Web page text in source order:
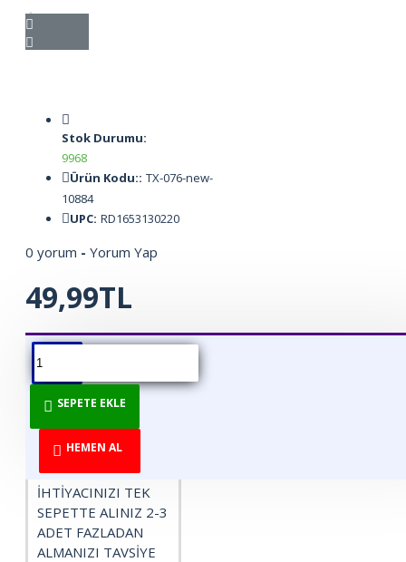
Stok Durumu:
9968
Ürün Kodu:: TX-076-new-
10884
UPC: RD1653130220
0 yorum - Yorum Yap
49,99TL
SEPETE EKLE
HEMEN AL
ÜRÜN BILGISI ÜRÜN YORUMLARI
UYARI : ÜRÜN
SERİLERİ HAFTALIK
OLARAK DEĞİŞİYOR
O YÜZDEN
İHTİYACINIZI TEK
SEPETTE ALINIZ 2-3
ADET FAZLADAN
ALMANIZI TAVSİYE